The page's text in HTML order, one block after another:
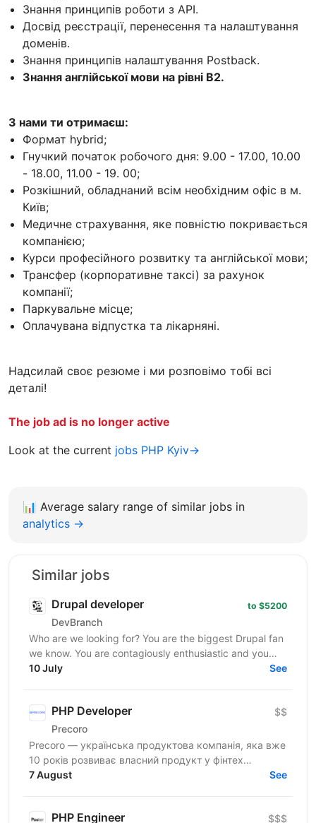
Знання принципів роботи з API.
Досвід реєстрації, перенесення та налаштування
доменів.
Знання принципів налаштування Postback.
Знання англійської мови на рівні В2.
З нами ти отримаєш:
Формат hybrid;
Гнучкий початок робочого дня: 9.00 - 17.00, 10.00
- 18.00, 11.00 - 19. 00;
Розкішний, обладнаний всім необхідним офіс в м.
Київ;
Медичне страхування, яке повністю покривається
компанією;
Курси професійного розвитку та англійської мови;
Трансфер (корпоративне таксі) за рахунок
компанії;
Паркувальне місце;
Оплачувана відпустка та лікарняні.
Надсилай своє резюме і ми розповімо тобі всі
деталі!
The job ad is no longer active
Look at the current jobs PHP Kyiv→
📊 Average salary range of similar jobs in
analytics →
Similar jobs
Drupal developer
DevBranch
to $5200
Who are we looking for? You are the biggest Drupal fan
we know. You are contagiously enthusiastic and you
never stop learning. You already have experience...
10 July See
PHP Developer
Precoro
$$
Precoro — українська продуктова компанія, яка вже
10 років розвиває власний продукт у фінтех
напрямку. Ми допомагаємо компаніям оптимізувати
7 August See
PHP Engineer $$$